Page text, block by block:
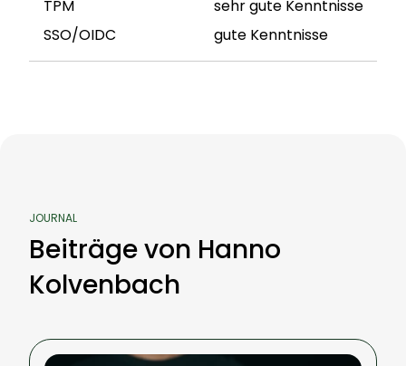
TPM
sehr gute Kenntnisse
SSO/OIDC
gute Kenntnisse
JOURNAL
Beiträge von Hanno
Kolvenbach